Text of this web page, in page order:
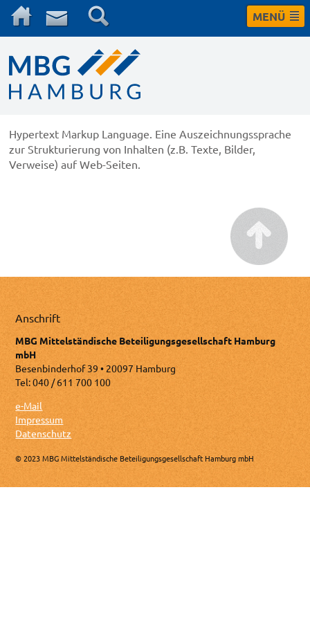
MENÜ
Hypertext Markup Language. Eine Auszeichnungssprache
zur Strukturierung von Inhalten (z.B. Texte, Bilder,
Verweise) auf Web-Seiten.
Anschrift
MBG Mittelständische Beteiligungsgesellschaft Hamburg
mbH
Besenbinderhof 39 • 20097 Hamburg
Tel: 040 / 611 700 100
e-Mail
Impressum
Datenschutz
© 2023 MBG Mittelständische Beteiligungsgesellschaft Hamburg mbH